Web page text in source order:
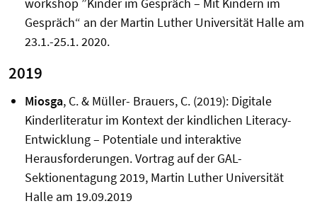
workshop ”Kinder im Gespräch – Mit Kindern im
Gespräch“ an der Martin Luther Universität Halle am
23.1.-25.1. 2020.
2019
Miosga, C. & Müller- Brauers, C. (2019): Digitale
Kinderliteratur im Kontext der kindlichen Literacy-
Entwicklung – Potentiale und interaktive
Herausforderungen. Vortrag auf der GAL-
Sektionentagung 2019, Martin Luther Universität
Halle am 19.09.2019